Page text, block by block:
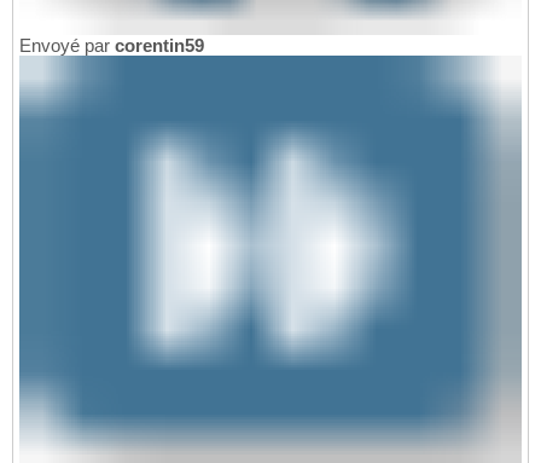
Envoyé par corentin59